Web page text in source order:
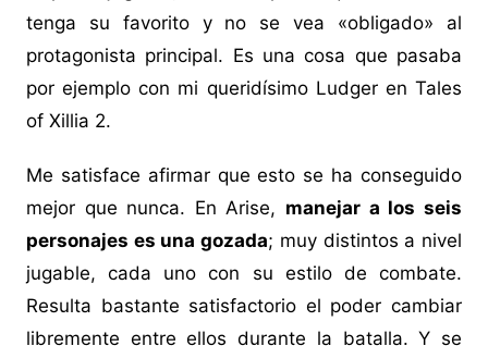
tenga su favorito y no se vea «obligado» al
protagonista principal. Es una cosa que pasaba
por ejemplo con mi queridísimo Ludger en Tales
of Xillia 2.
Me satisface afirmar que esto se ha conseguido
mejor que nunca. En Arise, manejar a los seis
personajes es una gozada; muy distintos a nivel
jugable, cada uno con su estilo de combate.
Resulta bastante satisfactorio el poder cambiar
libremente entre ellos durante la batalla. Y se